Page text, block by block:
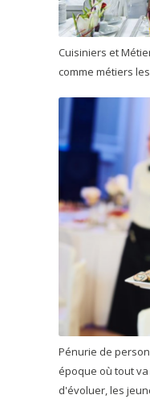
Cuisiniers et
comme métiers
Pénurie de
époque où tout
d'évoluer, les